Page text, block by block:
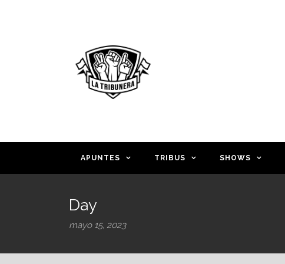
APUNTES TRIBUS SHOWS
Day
mayo 15, 2023